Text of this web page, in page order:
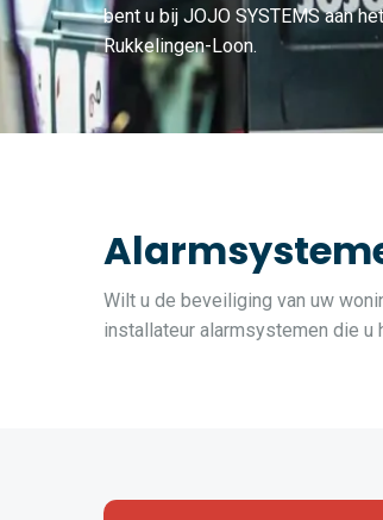
bent u bij JOJO SYSTEMS aan
Rukkelingen-Loon.
Wilt u de beveiliging van uw
installateur alarmsystemen die